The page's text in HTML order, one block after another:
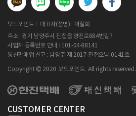
보드포인트
대표자(성명) : 이철희
주소 : 경기 남양주시 진접읍 양진로684번길7
사업자 등록번호 안내 : 101-04-88141
통신판매업 신고 : 남양주 제 2017-진접오남-0141호
Copyright 2020 보드포인트. All rights reserved.
CUSTOMER CENTER